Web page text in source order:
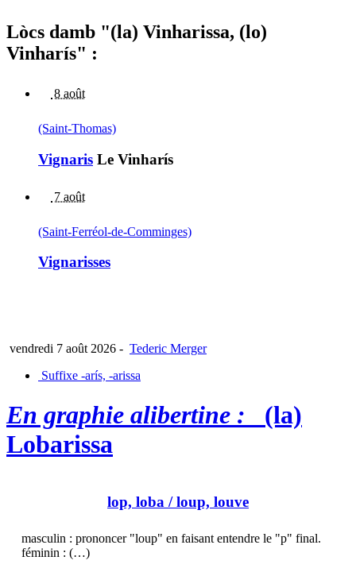
Lòcs damb "(la) Vinharissa, (lo)
Vinharís" :
8 août
(Saint-Thomas)
Vignaris Le Vinharís
7 août
(Saint-Ferréol-de-Comminges)
Vignarisses
vendredi 7 août 2026 - Tederic Merger
Suffixe -arís, -arissa
En graphie alibertine : (la)
Lobarissa
lop, loba / loup, louve
masculin : prononcer "loup" en faisant entendre le "p" final.
féminin : (…)